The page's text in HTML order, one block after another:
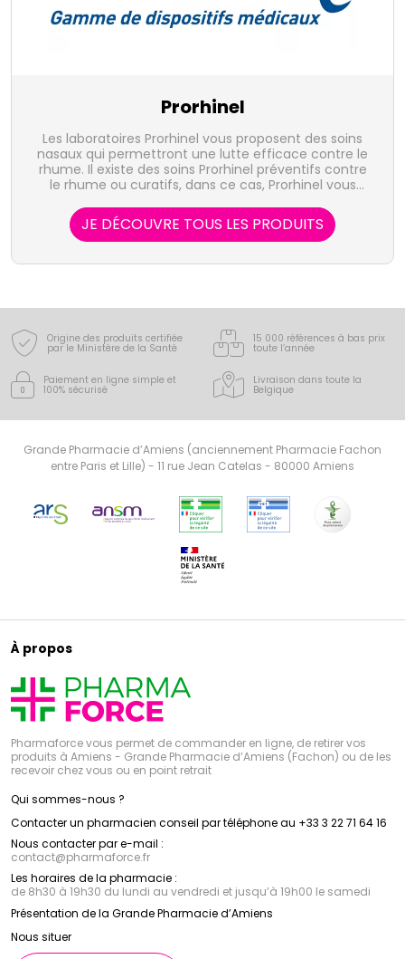
Prorhinel
Les laboratoires Prorhinel vous proposent des soins
nasaux qui permettront une lutte efficace contre le
rhume. Il existe des soins Prorhinel préventifs contre
le rhume ou curatifs, dans ce cas, Prorhinel vous
produits Prorhinel se déclient en gammes pour bébé,
enfants et adultes. Prorhinel, c'est la gamme de
soins anti-rhume pour toute la famille.
JE DÉCOUVRE TOUS LES PRODUITS
Origine des produits certifiée
par le Ministère de la Santé
15 000 références à bas prix
toute l’année
Paiement en ligne simple et
100% sécurisé
Livraison dans toute la
Belgique
Grande Pharmacie d’Amiens (anciennement Pharmacie Fachon
entre Paris et Lille) - 11 rue Jean Catelas - 80000 Amiens
À propos
Pharmaforce vous permet de commander en ligne, de retirer vos
produits à Amiens - Grande Pharmacie d’Amiens (Fachon) ou de les
recevoir chez vous ou en point retrait
Qui sommes-nous ?
Contacter un pharmacien conseil par téléphone au +33 3 22 71 64 16
Nous contacter par e-mail :
contact@pharmaforce.fr
Les horaires de la pharmacie :
de 8h30 à 19h30 du lundi au vendredi et jusqu’à 19h00 le samedi
Présentation de la Grande Pharmacie d’Amiens
Nous situer